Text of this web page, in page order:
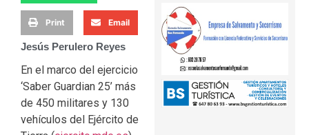
Print Email
Jesús Perulero Reyes
En el marco del ejercicio
‘Saber Guardian 25’ más
de 450 militares y 130
vehículos del Ejército de